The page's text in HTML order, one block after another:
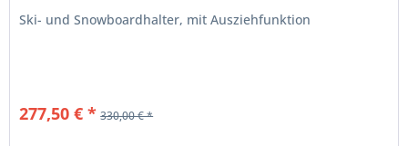
Ski- und Snowboardhalter, mit Ausziehfunktion
277,50 € * 330,00 € *